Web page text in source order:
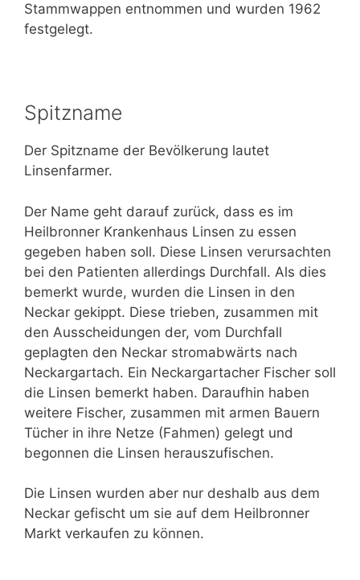
Stammwappen entnommen und wurden 1962
festgelegt.
Spitzname
Der Spitzname der Bevölkerung lautet
Linsenfarmer.
Der Name geht darauf zurück, dass es im
Heilbronner Krankenhaus Linsen zu essen
gegeben haben soll. Diese Linsen verursachten
bei den Patienten allerdings Durchfall. Als dies
bemerkt wurde, wurden die Linsen in den
Neckar gekippt. Diese trieben, zusammen mit
den Ausscheidungen der, vom Durchfall
geplagten den Neckar stromabwärts nach
Neckargartach. Ein Neckargartacher Fischer soll
die Linsen bemerkt haben. Daraufhin haben
weitere Fischer, zusammen mit armen Bauern
Tücher in ihre Netze (Fahmen) gelegt und
begonnen die Linsen herauszufischen.
Die Linsen wurden aber nur deshalb aus dem
Neckar gefischt um sie auf dem Heilbronner
Markt verkaufen zu können.